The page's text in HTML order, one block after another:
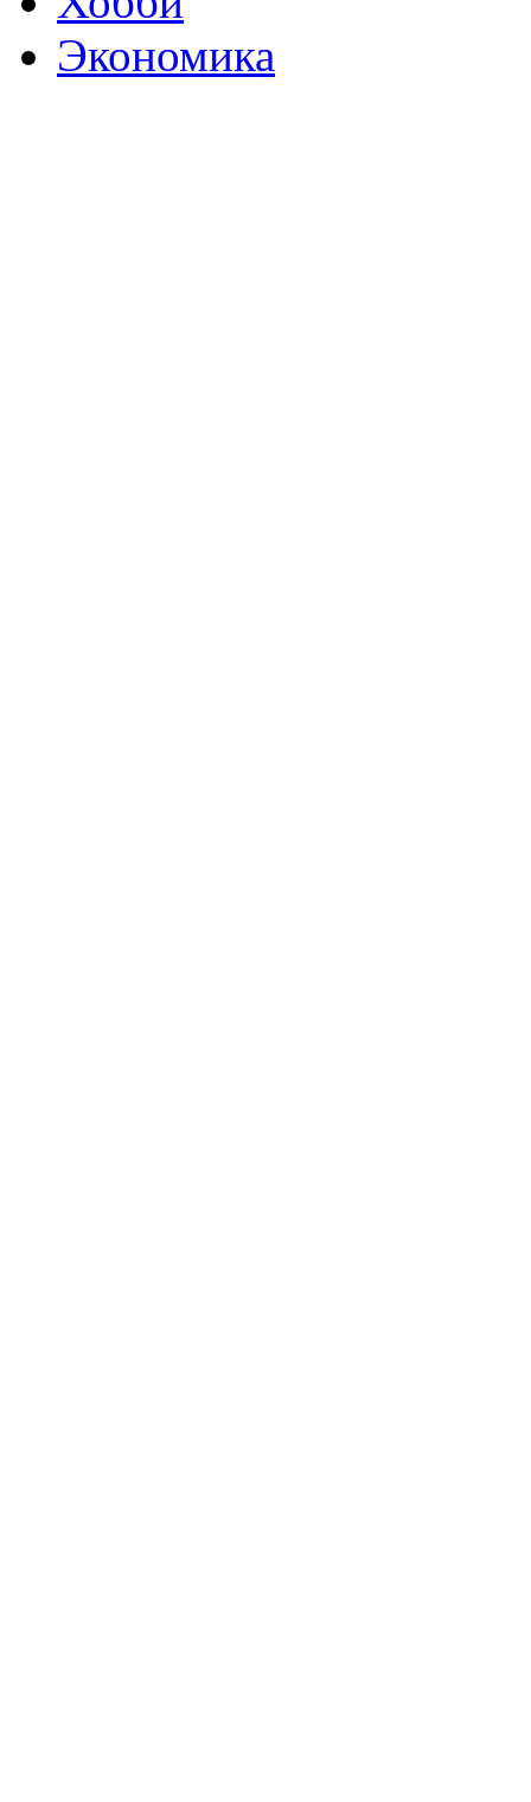
Экономика